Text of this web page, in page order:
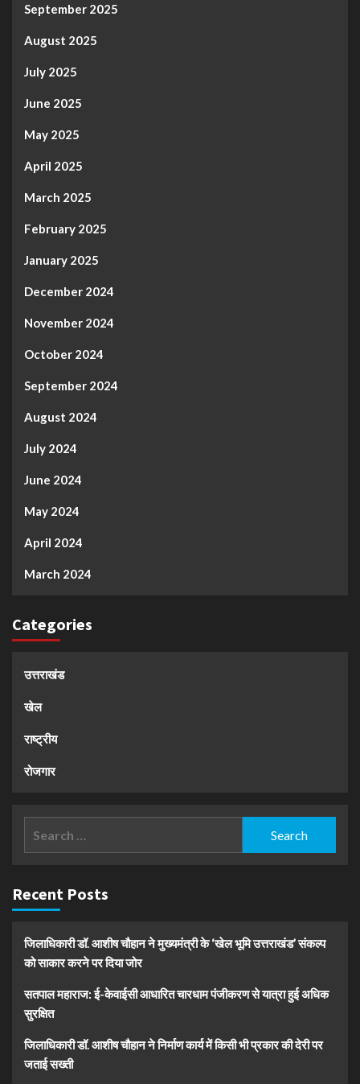
September 2025
August 2025
July 2025
June 2025
May 2025
April 2025
March 2025
February 2025
January 2025
December 2024
November 2024
October 2024
September 2024
August 2024
July 2024
June 2024
May 2024
April 2024
March 2024
Categories
उत्तराखंड
खेल
राष्ट्रीय
रोजगार
Recent Posts
जिलाधिकारी डॉ. आशीष चौहान ने मुख्यमंत्री के ‘खेल भूमि उत्तराखंड’ संकल्प
को साकार करने पर दिया जोर
सतपाल महाराज: ई-केवाईसी आधारित चारधाम पंजीकरण से यात्रा हुई अधिक
सुरक्षित
जिलाधिकारी डॉ. आशीष चौहान ने निर्माण कार्य में किसी भी प्रकार की देरी पर
जताई सख्ती